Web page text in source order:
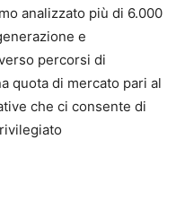
analizzato più di 6.000
e
percorsi di
quota di mercato pari al
che ci consente di